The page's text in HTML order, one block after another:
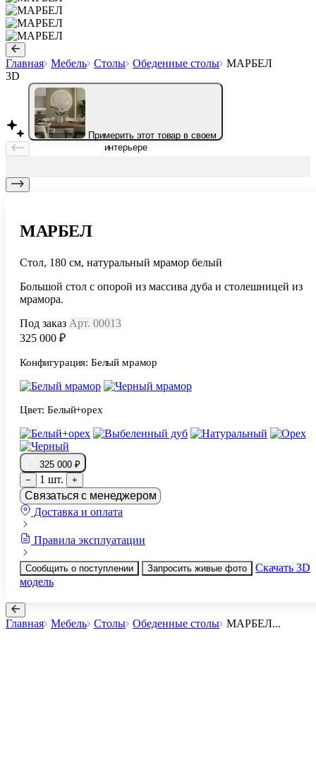
Главная Мебель Столы Обеденные столы МАРБЕЛ
3D
Примерить этот товар в своем
интерьере
МАРБЕЛ
Стол, 180 см, натуральный мрамор белый
Большой стол с опорой из массива дуба и столешницей из
мрамора.
Под заказ Арт. 00013
325 000 ₽
Конфигурация: Белый мрамор
Цвет: Белый+орех
325 000 ₽
−
1 шт. +
Связаться с менеджером
Доставка и оплата
Правила эксплуатации
Сообщить о поступлении Запросить живые фото
Скачать 3D
модель
Главная Мебель Столы Обеденные столы МАРБЕЛ...